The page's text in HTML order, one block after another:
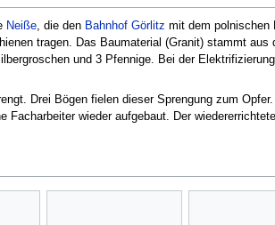
Neiße, die den Bahnhof Görlitz mit dem polnischen
tragen. Das Baumaterial (Granit) stammt aus
und 3 Pfennige. Bei der
Drei Bögen fielen dieser Sprengung zum
Facharbeiter wieder aufgebaut. Der